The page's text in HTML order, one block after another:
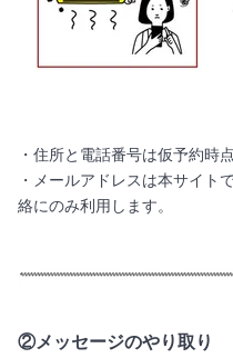
・住所と電話番号は仮予約時
・メールアドレスは本サイト
絡にのみ利用します。
②メッセージのやり取り